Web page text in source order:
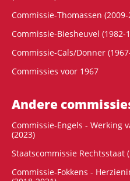
Commissie-Thomassen (2009-
Commissie-Biesheuvel (1982-
Commissie-Cals/Donner
Commissies voor 1967
Andere
Commissie-Engels - Werking
(2023)
Staatscommissie Rechtsstaat
Commissie-Fokkens -